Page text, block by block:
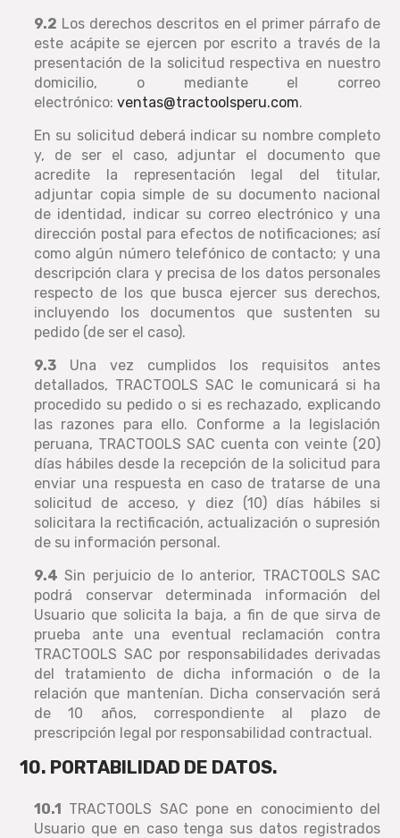
9.2 Los derechos descritos en el primer párrafo de
este acápite se ejercen por escrito a través de la
presentación de la solicitud respectiva en nuestro
domicilio, o mediante el correo
electrónico: ventas@tractoolsperu.com.
En su solicitud deberá indicar su nombre completo
y, de ser el caso, adjuntar el documento que
acredite la representación legal del titular,
adjuntar copia simple de su documento nacional
de identidad, indicar su correo electrónico y una
dirección postal para efectos de notificaciones; así
como algún número telefónico de contacto; y una
descripción clara y precisa de los datos personales
respecto de los que busca ejercer sus derechos,
incluyendo los documentos que sustenten su
pedido (de ser el caso).
9.3 Una vez cumplidos los requisitos antes
detallados, TRACTOOLS SAC le comunicará si ha
procedido su pedido o si es rechazado, explicando
las razones para ello. Conforme a la legislación
peruana, TRACTOOLS SAC cuenta con veinte (20)
días hábiles desde la recepción de la solicitud para
enviar una respuesta en caso de tratarse de una
solicitud de acceso, y diez (10) días hábiles si
solicitara la rectificación, actualización o supresión
de su información personal.
9.4 Sin perjuicio de lo anterior, TRACTOOLS SAC
podrá conservar determinada información del
Usuario que solicita la baja, a fin de que sirva de
prueba ante una eventual reclamación contra
TRACTOOLS SAC por responsabilidades derivadas
del tratamiento de dicha información o de la
relación que mantenían. Dicha conservación será
de 10 años, correspondiente al plazo de
prescripción legal por responsabilidad contractual.
10. PORTABILIDAD DE DATOS.
10.1 TRACTOOLS SAC pone en conocimiento del
Usuario que en caso tenga sus datos registrados